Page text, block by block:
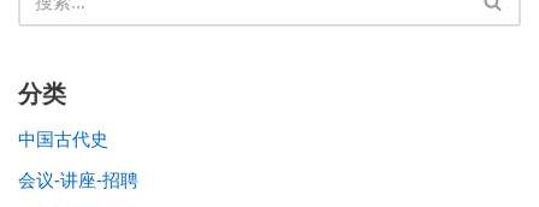
分类
中国古代史
会议-讲座-招聘